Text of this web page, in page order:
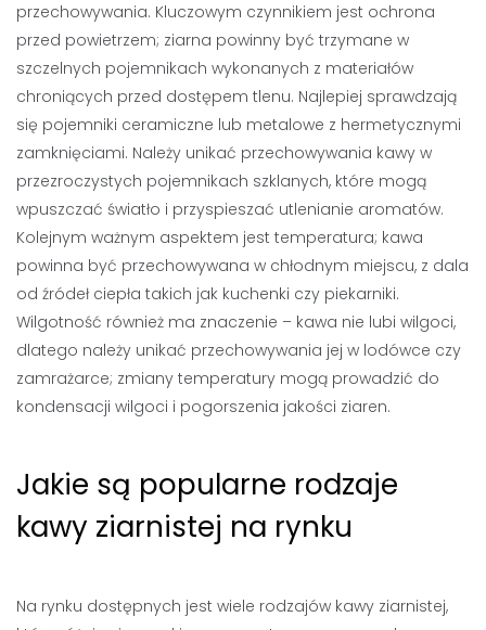
przechowywania. Kluczowym czynnikiem jest ochrona
przed powietrzem; ziarna powinny być trzymane w
szczelnych pojemnikach wykonanych z materiałów
chroniących przed dostępem tlenu. Najlepiej sprawdzają
się pojemniki ceramiczne lub metalowe z hermetycznymi
zamknięciami. Należy unikać przechowywania kawy w
przezroczystych pojemnikach szklanych, które mogą
wpuszczać światło i przyspieszać utlenianie aromatów.
Kolejnym ważnym aspektem jest temperatura; kawa
powinna być przechowywana w chłodnym miejscu, z dala
od źródeł ciepła takich jak kuchenki czy piekarniki.
Wilgotność również ma znaczenie – kawa nie lubi wilgoci,
dlatego należy unikać przechowywania jej w lodówce czy
zamrażarce; zmiany temperatury mogą prowadzić do
kondensacji wilgoci i pogorszenia jakości ziaren.
Jakie są popularne rodzaje
kawy ziarnistej na rynku
Na rynku dostępnych jest wiele rodzajów kawy ziarnistej,